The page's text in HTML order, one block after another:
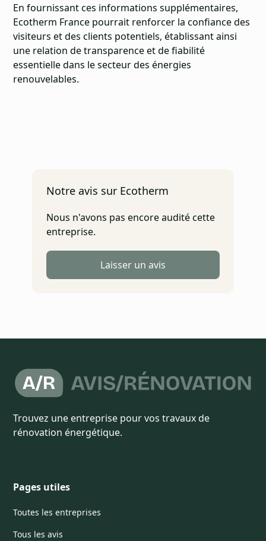
En fournissant ces informations supplémentaires,
Ecotherm France pourrait renforcer la confiance des
visiteurs et des clients potentiels, établissant ainsi
une relation de transparence et de fiabilité
essentielle dans le secteur des énergies
renouvelables.
Notre avis sur Ecotherm
Nous n'avons pas encore audité cette
entreprise.
Laisser un avis
Trouvez une entreprise pour vos travaux de
rénovation énergétique.
Pages utiles
Toutes les entreprises
Tous les avis